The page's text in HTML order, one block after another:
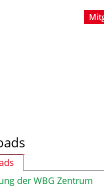
der WBG Zentrum